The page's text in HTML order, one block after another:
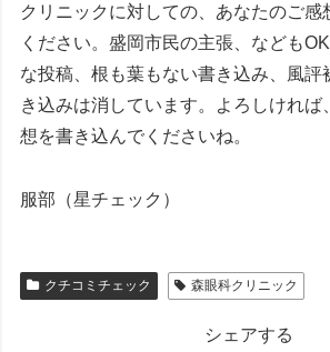
クリニックに対しての、あなたのご感
ください。盛岡市民の主張、なども
な投稿、根も葉もない書き込み、風評
き込みは消しています。よろしければ
想を書き込んでくださいね。
服部（星チェック）
クチコミチェック 森眼科クリニック
シェアする